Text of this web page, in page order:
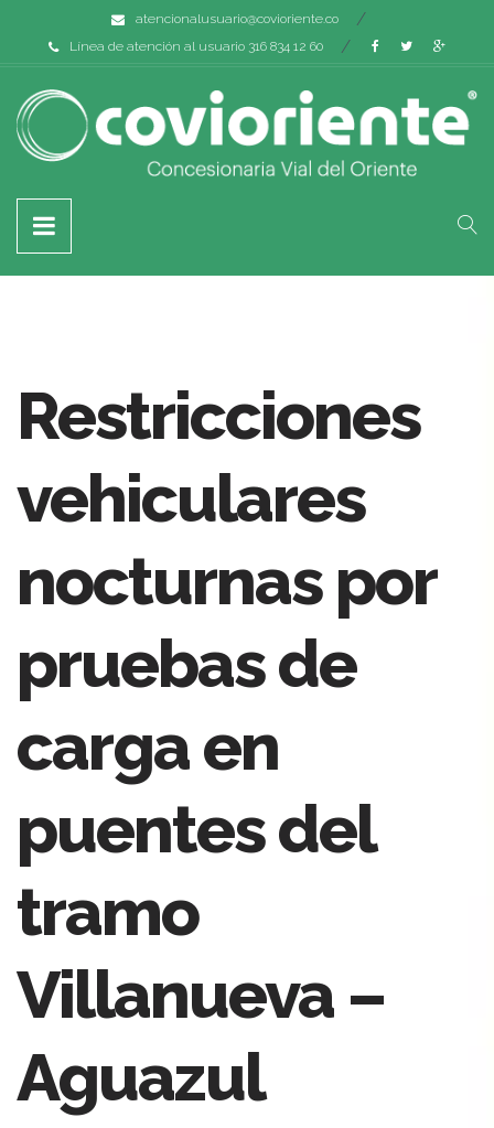
atencionalusuario@covioriente.co
Línea de atención al usuario 316 834 12 60
Restricciones
vehiculares
nocturnas por
pruebas de
carga en
puentes del
tramo
Villanueva –
Aguazul